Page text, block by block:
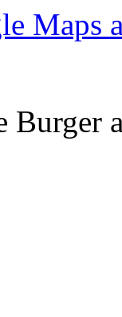
Maps
Burger